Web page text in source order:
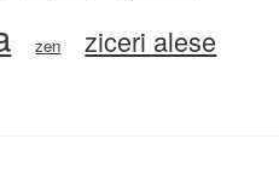
zen ziceri alese